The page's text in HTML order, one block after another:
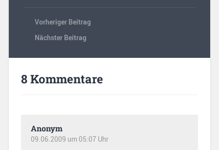
Vorheriger Beitrag
Nächster Beitrag
8 Kommentare
Anonym
09.06.2009 um 05:07 Uhr